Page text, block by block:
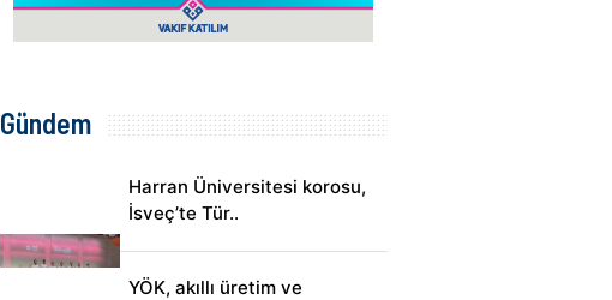
Gündem
Harran Üniversitesi korosu,
İsveç’te Tür..
YÖK, akıllı üretim ve